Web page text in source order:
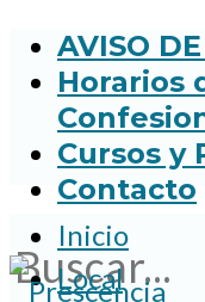
AVISO
Horarios
Cursos y
Contacto
Inicio
Local